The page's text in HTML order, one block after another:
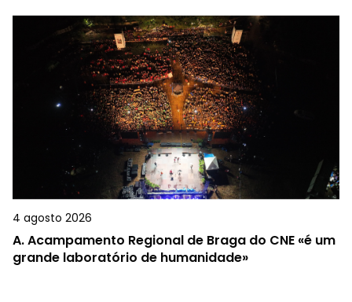
4 agosto 2026
A.Acampamento Regional de Braga do CNE «é um
grande laboratório de humanidade»